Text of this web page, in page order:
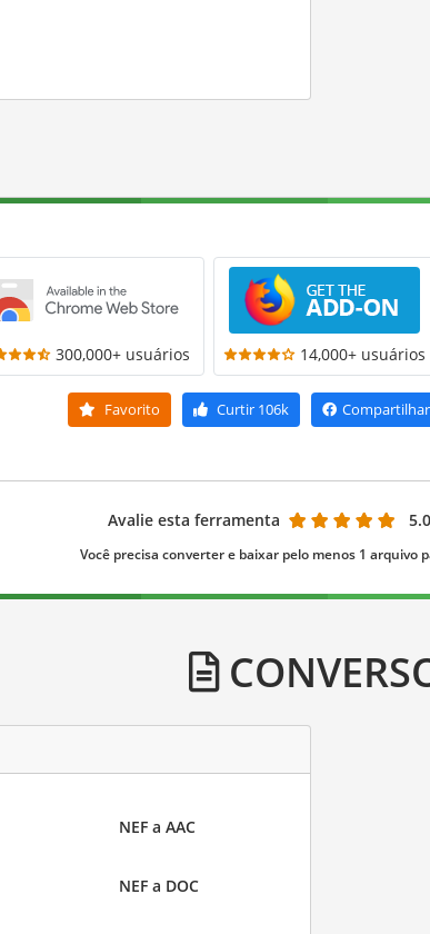
300,000+ usuários 14,000+ usuários
Favorito Curtir106k Compartilhar
Avalie esta ferramenta 5.0
Você precisa converter e baixar pelo menos 1 arquivo
NEF a AAC
NEF a DOC